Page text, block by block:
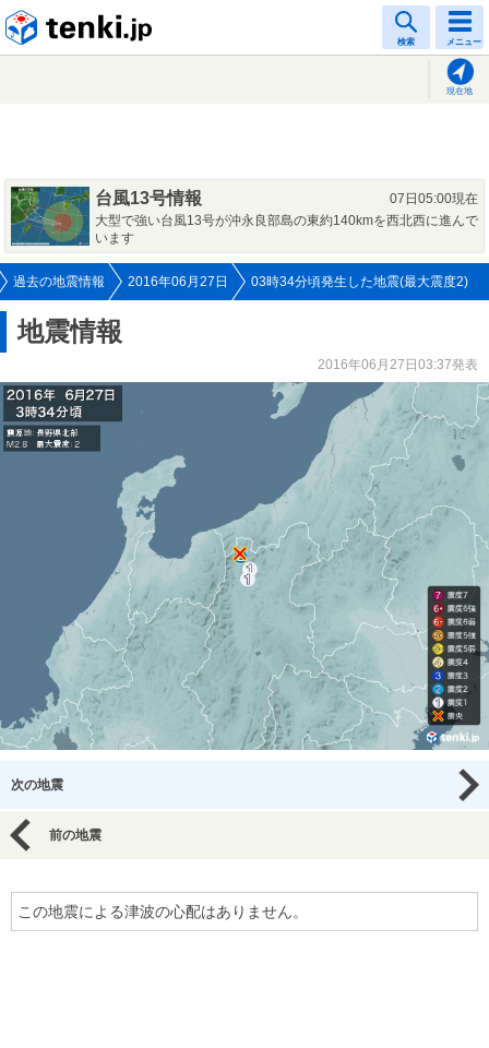
検索 メニュー
現在地
台風13号情報
07日05:00現在
大型で強い台風13号が沖永良部島の東約140kmを西北西に進んで
います
過去の地震情報 2016年06月27日 03時34分頃発生した地震(最大震度2)
地震情報
2016年06月27日03:37発表
次の地震
前の地震
この地震による津波の心配はありません。